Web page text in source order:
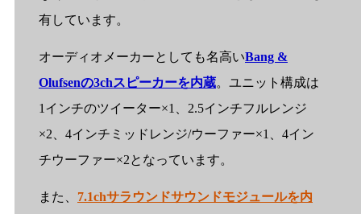
有しています。
オーディオメーカーとしても名高いBang &
Olufsenの3chスピーカーを内蔵。ユニット構成は
1インチのツイーター×1、2.5インチフルレンジ
×2、4インチミッドレンジ/ウーファー×1、4イン
チウーファー×2となっています。
また、 7.1chサラウンドサウンドモジュールを内